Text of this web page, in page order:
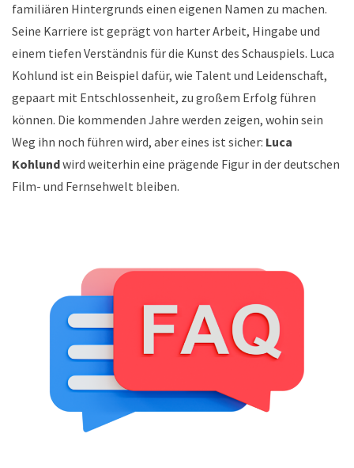
familiären Hintergrunds einen eigenen Namen zu machen.
Seine Karriere ist geprägt von harter Arbeit, Hingabe und
einem tiefen Verständnis für die Kunst des Schauspiels. Luca
Kohlund ist ein Beispiel dafür, wie Talent und Leidenschaft,
gepaart mit Entschlossenheit, zu großem Erfolg führen
können. Die kommenden Jahre werden zeigen, wohin sein
Weg ihn noch führen wird, aber eines ist sicher: Luca
Kohlundwird weiterhin eine prägende Figur in der deutschen
Film- und Fernsehwelt bleiben.